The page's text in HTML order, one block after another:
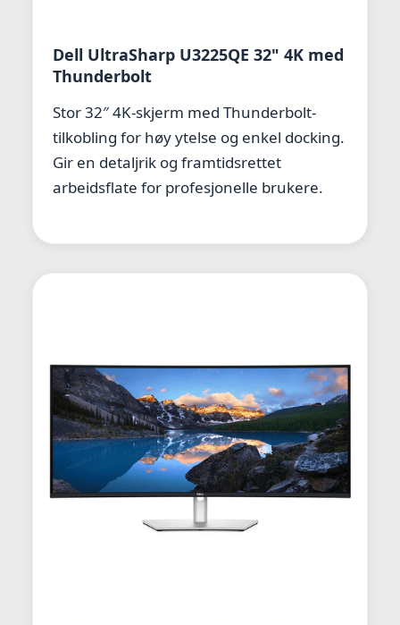
Dell UltraSharp U3225QE 32" 4K med
Thunderbolt
Stor 32″ 4K-skjerm med Thunderbolt-
tilkobling for høy ytelse og enkel docking.
Gir en detaljrik og framtidsrettet
arbeidsflate for profesjonelle brukere.